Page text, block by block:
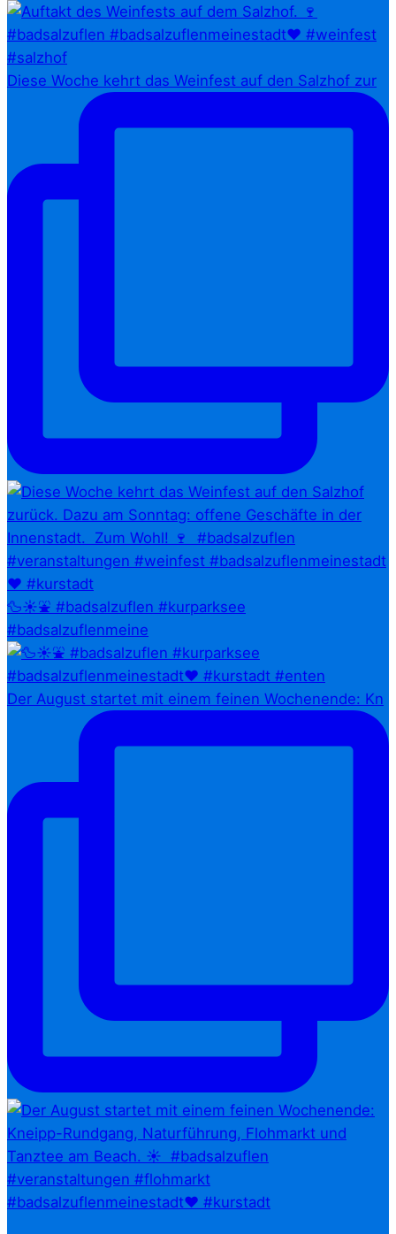
Diese Woche kehrt das Weinfest auf den Salzhof zur
🦆☀️⛲ #badsalzuflen #kurparksee
#badsalzuflenmeine
Der August startet mit einem feinen Wochenende: Kn